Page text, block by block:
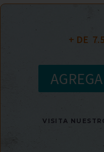
+ DE
VISITA